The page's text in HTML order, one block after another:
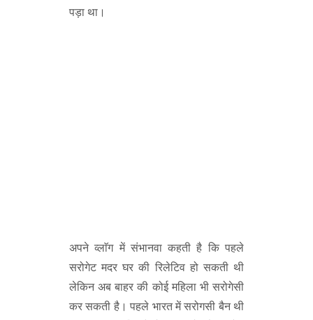
पड़ा था।
अपने व्लाॅग में संभानवा कहती है कि पहले
सरोगेट मदर घर की रिलेटिव हो सकती थी
लेकिन अब बाहर की कोई महिला भी सरोगेसी
कर सकती है। पहले भारत में सरोगसी बैन थी